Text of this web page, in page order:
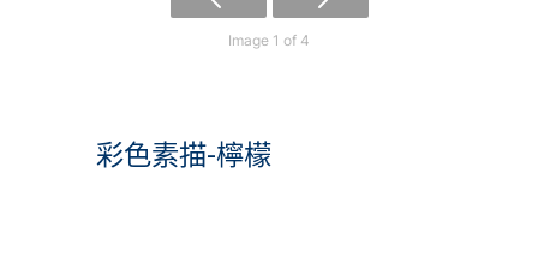
Image 1 of 4
彩色素描-檸檬